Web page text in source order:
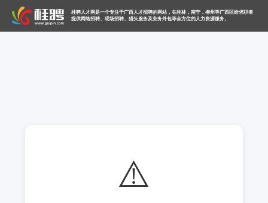
桂聘人才网是一个专注于广西人才招聘的网站，在桂林，南宁，柳州等广西区给求职者
提供网络招聘、现场招聘、猎头服务及业务外包等全方位的人力资源服务。
⚠️